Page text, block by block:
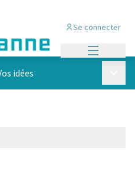
Se connecter
idées